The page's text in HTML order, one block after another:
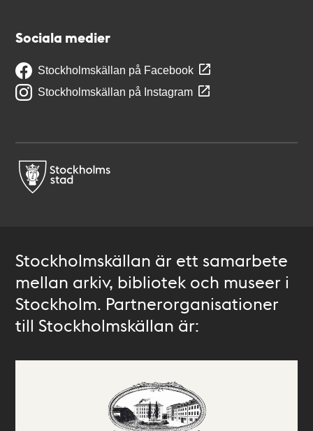
Sociala medier
Stockholmskällan på Facebook
Stockholmskällan på Instagram
Stockholmskällan är ett samarbete
mellan arkiv, bibliotek och museer i
Stockholm. Partnerorganisationer
till Stockholmskällan är: